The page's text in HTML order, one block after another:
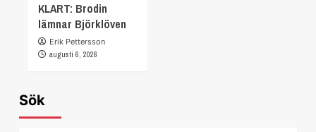
KLART: Brodin
lämnar Björklöven
Erik Pettersson
augusti 6, 2026
Sök